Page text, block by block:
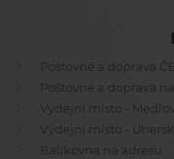
Poštovné a doprava
Poštovné a doprava
Výdejní místo -
Výdejní místo -
Balíkovna na adresu